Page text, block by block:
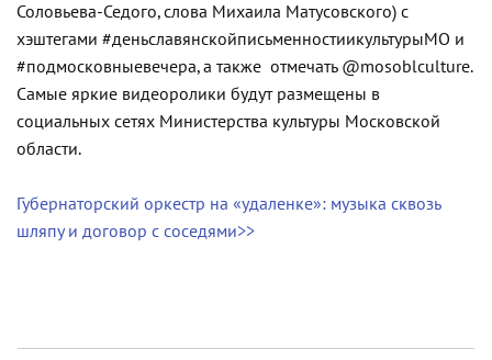
Соловьева-Седого, слова Михаила Матусовского) с
хэштегами #деньславянскойписьменностиикультурыМО и
#подмосковныевечера, а также отмечать @mosoblculture.
Самые яркие видеоролики будут размещены в
социальных сетях Министерства культуры Московской
области.
Губернаторский оркестр на «удаленке»: музыка сквозь
шляпу и договор с соседями>>